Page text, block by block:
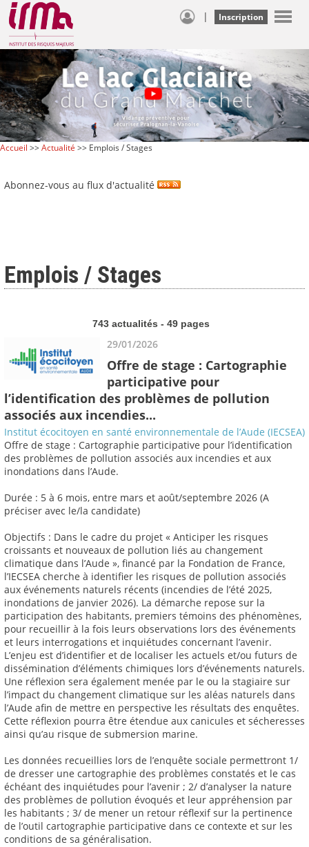
| Inscription
Accueil >>Actualité >> Emplois / Stages
Abonnez-vous au flux d'actualité
Emplois / Stages
743 actualités - 49 pages
29/01/2026
Offre de stage : Cartographie
participative pour
l’identification des problèmes de pollution
associés aux incendies...
Institut écocitoyen en santé environnementale de l’Aude (IECSEA)
Offre de stage : Cartographie participative pour l’identification
des problèmes de pollution associés aux incendies et aux
inondations dans l’Aude.
Durée : 5 à 6 mois, entre mars et août/septembre 2026 (A
préciser avec le/la candidate)
Objectifs : Dans le cadre du projet « Anticiper les risques
croissants et nouveaux de pollution liés au changement
climatique dans l’Aude », financé par la Fondation de France,
l’IECSEA cherche à identifier les risques de pollution associés
aux événements naturels récents (incendies de l’été 2025,
inondations de janvier 2026). La démarche repose sur la
participation des habitants, premiers témoins des phénomènes,
pour recueillir à la fois leurs observations lors des événements
et leurs interrogations et inquiétudes concernant l’avenir.
L’enjeu est d’identifier et de localiser les actuels et/ou futurs de
dissémination d’éléments chimiques lors d’événements naturels.
Une réflexion sera également menée par le ou la stagiaire sur
l’impact du changement climatique sur les aléas naturels dans
l’Aude afin de mettre en perspective les résultats des enquêtes.
Cette réflexion pourra être étendue aux canicules et sécheresses
ainsi qu’au risque de submersion marine.
Les données recueillies lors de l’enquête sociale permettront 1/
de dresser une cartographie des problèmes constatés et le cas
échéant des inquiétudes pour l’avenir ; 2/ d’analyser la nature
des problèmes de pollution évoqués et leur appréhension par
les habitants ; 3/ de mener un retour réflexif sur la pertinence
de l’outil cartographie participative dans ce contexte et sur les
conditions de sa généralisation.